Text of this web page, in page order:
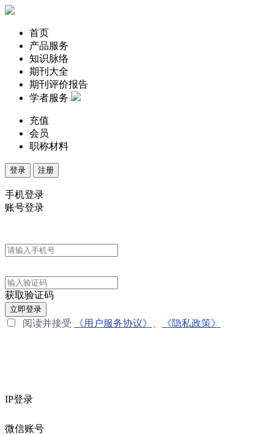
首页
产品服务
知识脉络
期刊大全
期刊评价报告
学者服务
充值
会员
职称材料
登录 注册
手机登录
账号登录
获取验证码
立即登录
阅读并接受 《用户服务协议》 《隐私政策》
IP登录
微信账号